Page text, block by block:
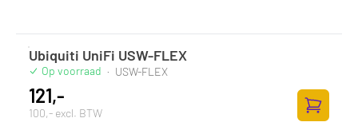
Ubiquiti UniFi USW-FLEX
Op voorraad · USW-FLEX
121,-
100,- excl. BTW